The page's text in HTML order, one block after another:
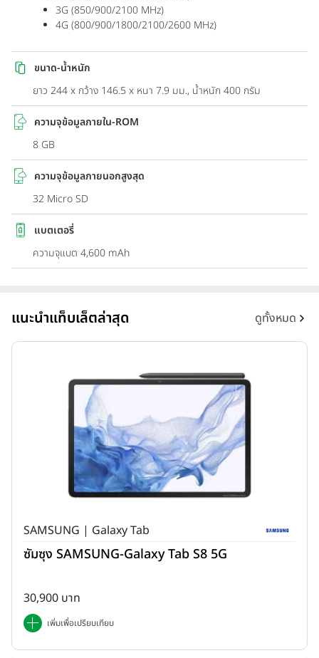
3G (850/900/2100 MHz)
4G (800/900/1800/2100/2600 MHz)
ขนาด-น้ำหนัก
ยาว 244 x กว้าง 146.5 x หนา 7.9 มม., น้ำหนัก 400 กรัม
ความจุข้อมูลภายใน-ROM
8 GB
ความจุข้อมูลภายนอกสูงสุด
32 Micro SD
แบตเตอรี่
ความจุแบต 4,600 mAh
แนะนำแท็บเล็ตล่าสุด ดูทั้งหมด
SAMSUNG | Galaxy Tab
ซัมซุง SAMSUNG-Galaxy Tab S8 5G
30,900 บาท
เพิ่มเพื่อเปรียบเทียบ